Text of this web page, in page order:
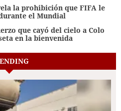
la prohibición que FIFA le
el Mundial
que cayó del cielo a Colo
en la bienvenida